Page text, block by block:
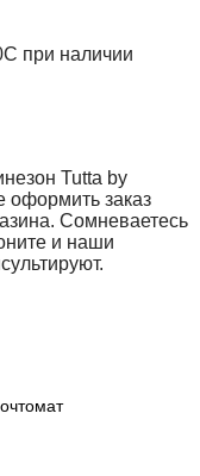
при наличии
Tutta by
оформить заказ
Сомневаетесь
и наши